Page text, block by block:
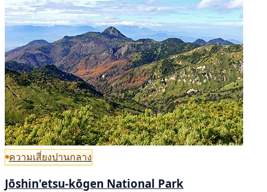
ความเสี่ยงปานกลาง
Jōshin'etsu-kōgen National Park